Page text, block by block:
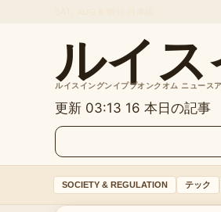
ルイ
ルイスイングンイププオンクオム ニュース
更新 03:13 16 本日の記事
SOCIETY & REGULATION テック